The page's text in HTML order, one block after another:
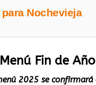
Nochevieja
Fin de
2025 se confirmará